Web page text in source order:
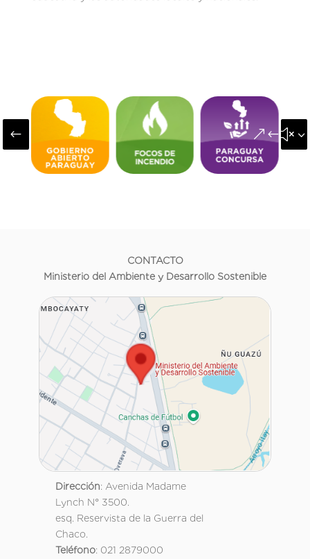
#
CONTACTO
Ministerio del Ambiente y Desarrollo Sostenible
Dirección: Avenida Madame
Lynch N° 3500.
esq. Reservista de la Guerra del
Chaco.
Teléfono: 021 2879000